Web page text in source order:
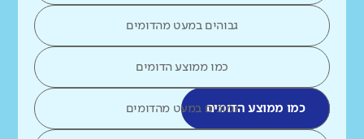
גבוהים במעט מהדומים
כמו ממוצע הדומים
כמו ממוצע הדומיםנמוכים במעט מהדומים